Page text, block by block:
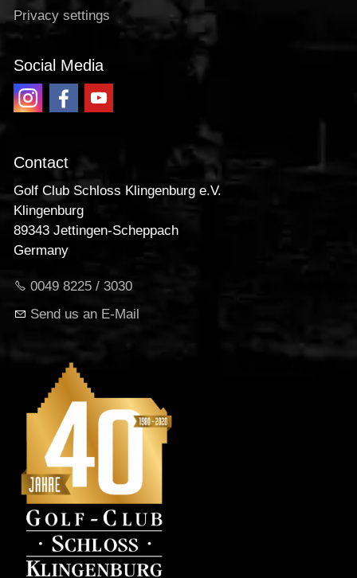
Privacy settings
Social Media
Contact
Golf Club Schloss Klingenburg e.V.
Klingenburg
89343 Jettingen-Scheppach
Germany
0049 8225 / 3030
Send us an E-Mail